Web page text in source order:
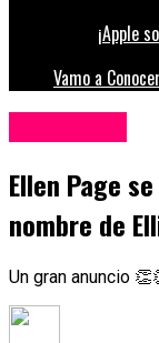
¡Apple
Vamo a
Ellen Page
nombre de
Un gran anuncio